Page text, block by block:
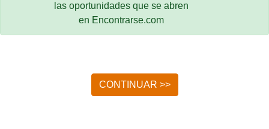
las oportunidades que se abren
en Encontrarse.com
CONTINUAR >>